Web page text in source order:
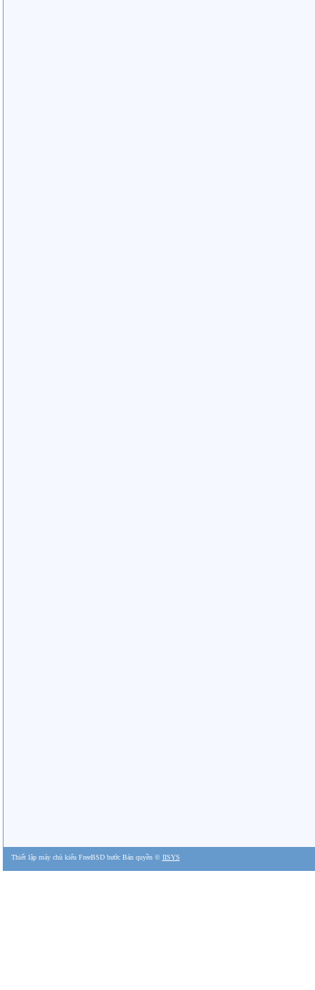
Thiết lập máy chủ kiểu FreeBSD bước Bản quyền © IISYS